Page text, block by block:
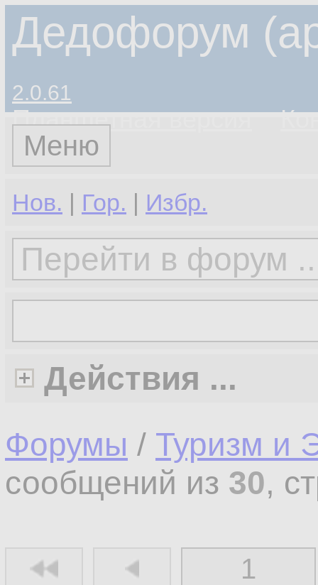
Дедофорум
2.0.61
Планшетная версия
Меню
Нов. | Гор. | Избр.
Действия ...
Форумы / Туризм и
сообщений из 30,
1